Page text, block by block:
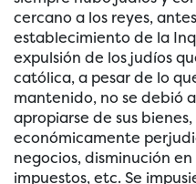
cercano a los reyes,
establecimiento de la
expulsión de los judíos
católica, a pesar de lo
mantenido, no se debió
apropiarse de sus
económicamente
negocios, disminución
impuestos, etc. Se